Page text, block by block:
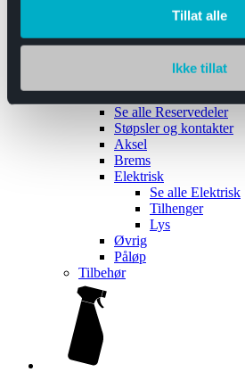
Tillat alle
Ikke tillat
Båthengere
Reservedeler
Se alle Reservedeler
Støpsler og kontakter
Aksel
Brems
Elektrisk
Se alle Elektrisk
Tilhenger
Lys
Øvrig
Påløp
Tilbehør